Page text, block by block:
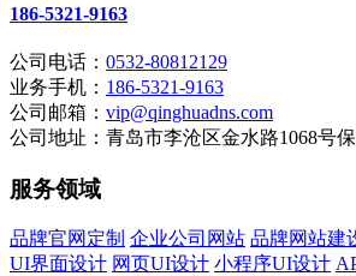
186-5321-9163
公司电话： 0532-80812129
业务手机： 186-5321-9163
公司邮箱： vip@qinghuadns.com
公司地址：青岛市李沧区金水路1068号
服务领域
品牌官网定制 企业公司网站 品牌网站建
UI界面设计 网页UI设计 小程序UI设计